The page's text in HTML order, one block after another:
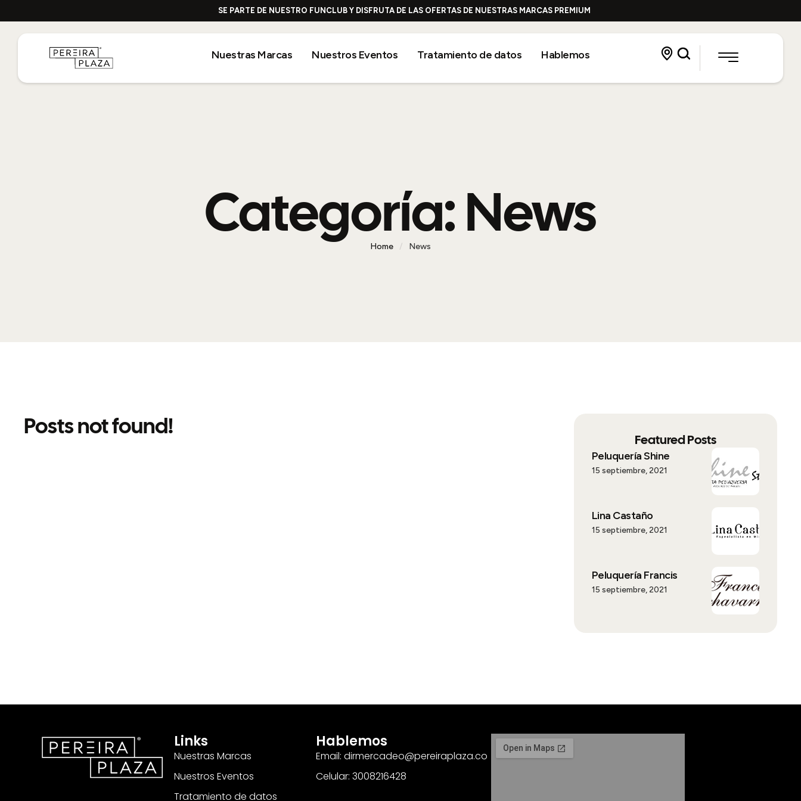
SE PARTE DE NUESTRO FUNCLUB Y DISFRUTA DE LAS OFERTAS DE NUESTRAS MARCAS PREMIUM
Nuestras Marcas Nuestros Eventos Tratamiento de datos Hablemos
Categoría:News
Home / News
Posts not found! Featured Posts
Peluquería Shine
15 septiembre, 2021
Lina Castaño
15 septiembre, 2021
Peluquería Francis
15 septiembre, 2021
Links
Nuestras Marcas
Nuestros Eventos
Tratamiento de datos
Hablemos
Email: dirmercadeo@pereiraplaza.co
Celular: 3008216428